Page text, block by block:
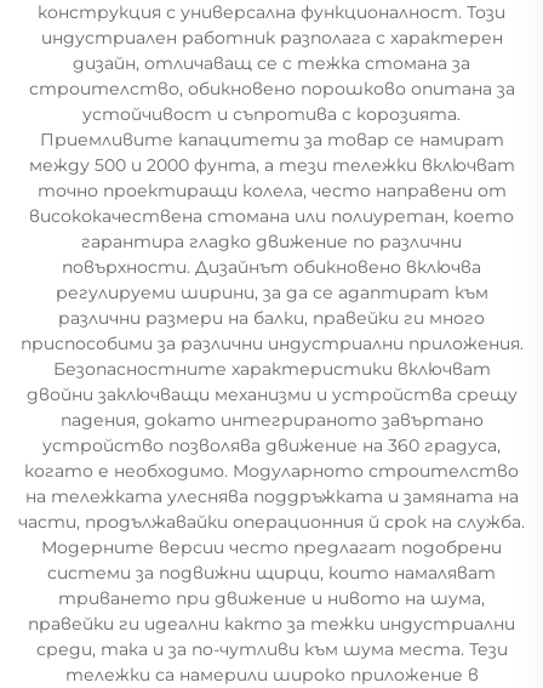
конструкция с универсална функционалност. Този
индустриален работник разполага с характерен
дизайн, отличаващ се с тежка стомана за
строителство, обикновено порошково опитана за
устойчивост и съпротива с корозията.
Приемливите капацитети за товар се намират
между 500 и 2000 фунта, а тези тележки включват
точно проектиращи колела, често направени от
висококачествена стомана или полиуретан, което
гарантира гладко движение по различни
повърхности. Дизайнът обикновено включва
регулируеми ширини, за да се адаптират към
различни размери на балки, правейки ги много
приспособими за различни индустриални приложения.
Безопасностните характеристики включват
двойни заключващи механизми и устройства срещу
падения, докато интегрираното завъртано
устройство позволява движение на 360 градуса,
когато е необходимо. Модуларното строителство
на тележката улеснява поддръжката и замяната на
части, продължавайки операционния й срок на служба.
Модерните версии често предлагат подобрени
системи за подвижни щирци, които намаляват
триването при движение и нивото на шума,
правейки ги идеални както за тежки индустриални
среди, така и за по-чутливи към шума места. Тези
тележки са намерили широко приложение в